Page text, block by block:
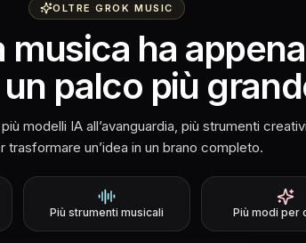
Le Mie
Sign in to view and manage your
Sign In to Continue
OLTRE GROK MUSIC
musica ha appena
palco più
modelli IA all’avanguardia, più strumenti
trasformare un’idea in un brano completo.
Più strumenti musicali Più modi per